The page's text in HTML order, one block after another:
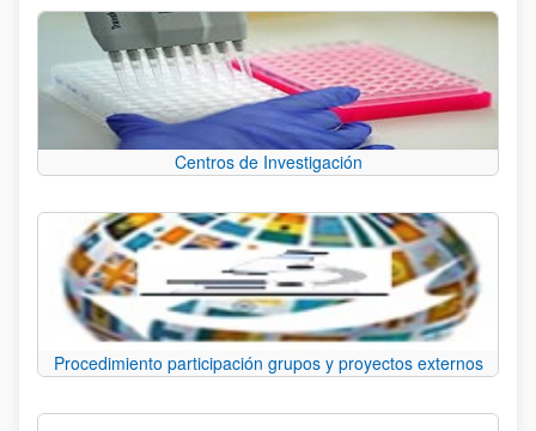
Centros de Investigación
Procedimiento participación grupos y proyectos externos